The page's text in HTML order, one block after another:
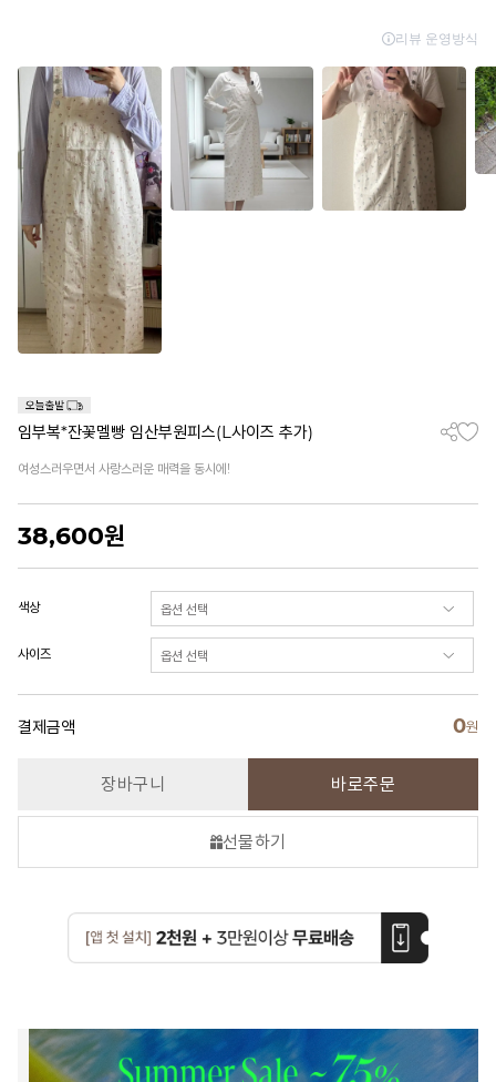
임부복*잔꽃멜빵 임산부원피스(L사이즈 추가)
여성스러우면서 사랑스러운 매력을 동시에!
38,600원
색상
사이즈
결제금액 0원
장바구니 바로주문
선물하기